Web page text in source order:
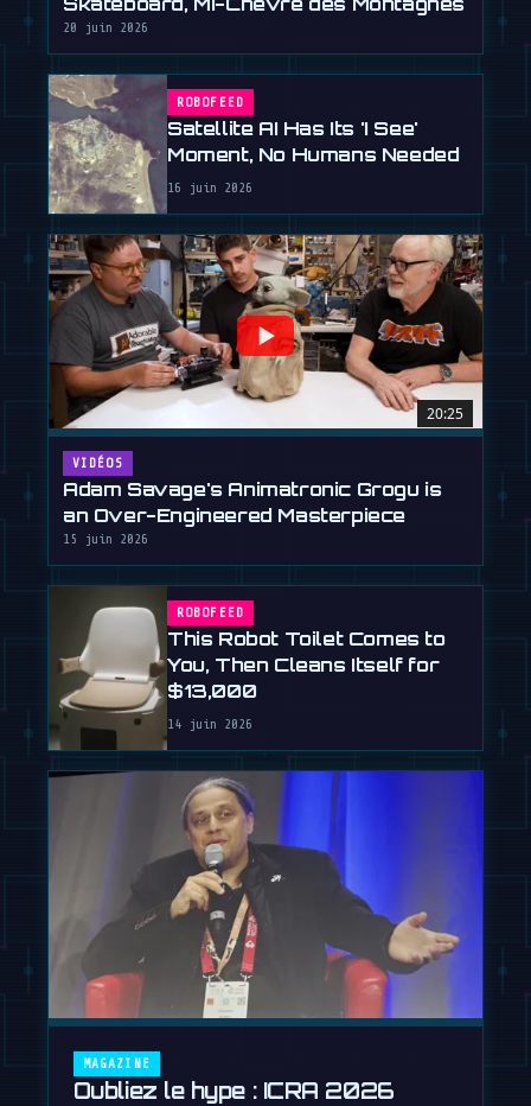
20 juin 2026
ROBOFEED
Satellite AI Has Its 'I See'
Moment, No Humans Needed
16 juin 2026
20:25
VIDÉOS
Adam Savage's Animatronic Grogu is
an Over-Engineered Masterpiece
15 juin 2026
ROBOFEED
This Robot Toilet Comes to
You, Then Cleans Itself for
$13,000
14 juin 2026
MAGAZINE
Oubliez le hype : ICRA 2026